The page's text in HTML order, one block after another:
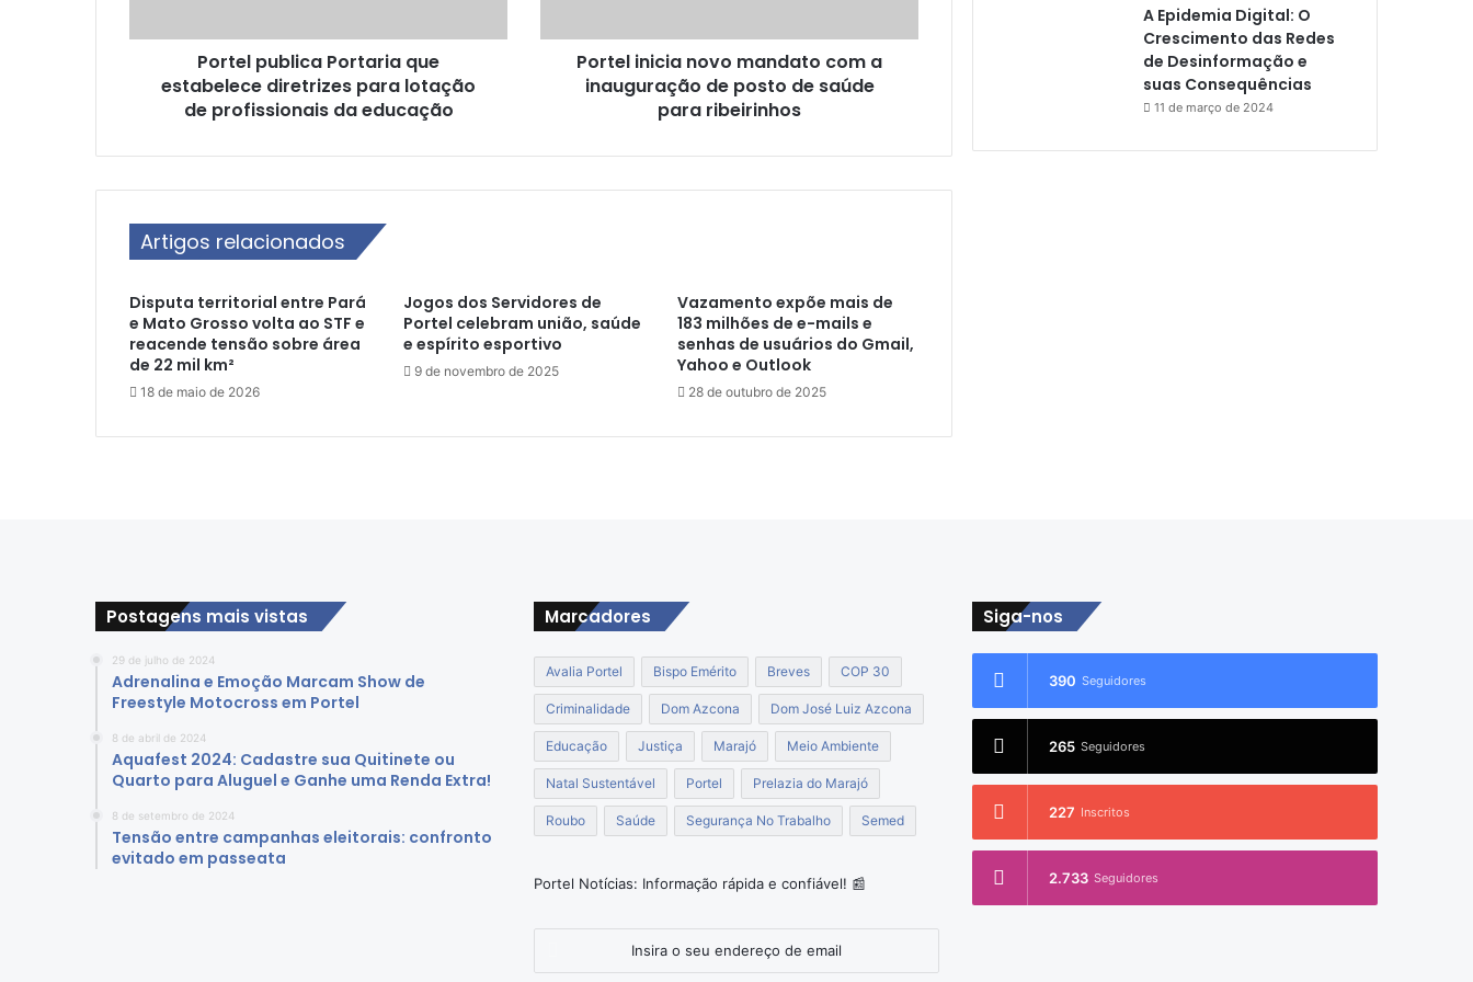
b
P
t
a
u
e
d
i
r
e
i
e
s
p
Portel publica Portaria que
estabelece diretrizes para lotação
de profissionais da educação
i
o
a
t
a
ç
ã
o
d
e
p
o
s
d
s
Portel inicia novo mandato com a
inauguração de posto de saúde
para ribeirinhos
Artigos relacionados
Disputa territorial entre Pará
e Mato Grosso volta ao STF e
reacende tensão sobre área
de 22 mil km²
18 de maio de 2026
Jogos dos Servidores de
Portel celebram união, saúde
e espírito esportivo
9 de novembro de 2025
Vazamento expõe mais de
183 milhões de e-mails e
senhas de usuários do Gmail,
Yahoo e Outlook
28 de outubro de 2025
A Epidemia Digital: O
Crescimento das Redes
de Desinformação e
suas Consequências
11 de março de 2024
Postagens mais vistas
29 de julho de 2024
Adrenalina e Emoção Marcam Show de
Freestyle Motocross em Portel
8 de abril de 2024
Aquafest 2024: Cadastre sua Quitinete ou
Quarto para Aluguel e Ganhe uma Renda Extra!
8 de setembro de 2024
Tensão entre campanhas eleitorais: confronto
evitado em passeata
Marcadores
Avalia Portel Bispo Emérito Breves COP 30
Criminalidade Dom Azcona Dom José Luiz Azcona
Educação Justiça Marajó Meio Ambiente
Natal Sustentável Portel Prelazia do Marajó
Roubo Saúde Segurança No Trabalho Semed
Portel Notícias: Informação rápida e confiável! 📰
Siga-nos
390 Seguidores
265 Seguidores
227 Inscritos
2.733 Seguidores